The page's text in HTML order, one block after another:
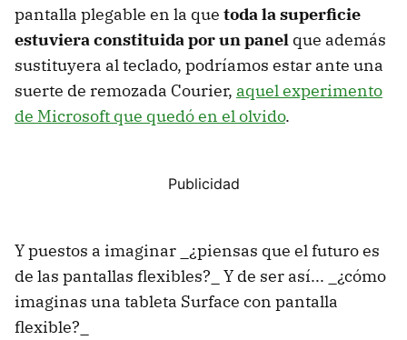
pantalla plegable en la que toda la superficie
estuviera constituida por un panel que además
sustituyera al teclado, podríamos estar ante una
suerte de remozada Courier, aquel experimento
de Microsoft que quedó en el olvido.
Y puestos a imaginar _¿piensas que el futuro es
de las pantallas flexibles?_ Y de ser así... _¿cómo
imaginas una tableta Surface con pantalla
flexible?_